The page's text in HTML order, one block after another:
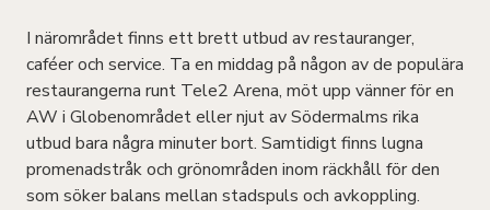
I närområdet finns ett brett utbud av restauranger,
caféer och service. Ta en middag på någon av de populära
restaurangerna runt Tele2 Arena, möt upp vänner för en
AW i Globenområdet eller njut av Södermalms rika
utbud bara några minuter bort. Samtidigt finns lugna
promenadstråk och grönområden inom räckhåll för den
som söker balans mellan stadspuls och avkoppling.